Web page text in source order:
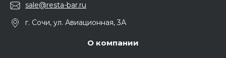
sale@resta-bar.ru
г. Сочи, ул. Авиационная, 3А
О компании